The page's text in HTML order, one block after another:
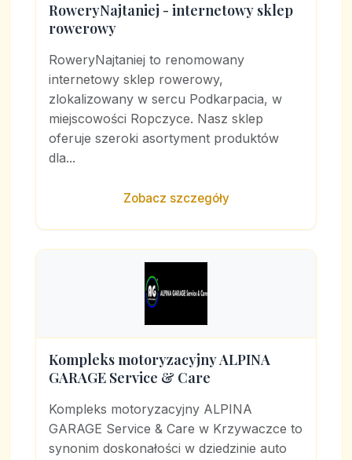
RoweryNajtaniej - internetowy sklep
rowerowy
RoweryNajtaniej to renomowany
internetowy sklep rowerowy,
zlokalizowany w sercu Podkarpacia, w
miejscowości Ropczyce. Nasz sklep
oferuje szeroki asortyment produktów
dla...
Zobacz szczegóły
Kompleks motoryzacyjny ALPINA
GARAGE Service & Care
Kompleks motoryzacyjny ALPINA
GARAGE Service & Care w Krzywaczce to
synonim doskonałości w dziedzinie auto